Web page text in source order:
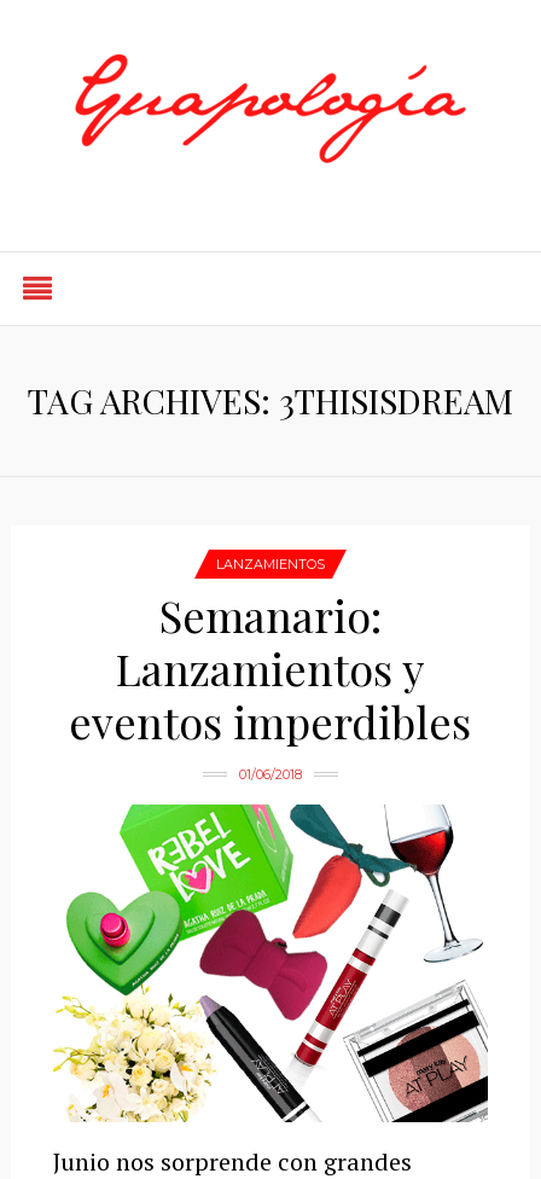
TAG ARCHIVES: 3THISISDREAM
LANZAMIENTOS
Semanario:
Lanzamientos y
eventos imperdibles
01/06/2018
Junio nos sorprende con grandes